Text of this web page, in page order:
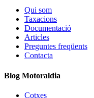
Qui som
Taxacions
Documentació
Articles
Preguntes freqüents
Contacta
Blog Motoraldia
Cotxes